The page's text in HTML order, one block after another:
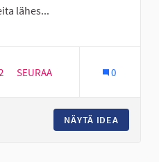
lähes...
Läntinen Seinäjoki
2 SEURAAJAA
SEURAA 0
NÄYTÄ IDEA